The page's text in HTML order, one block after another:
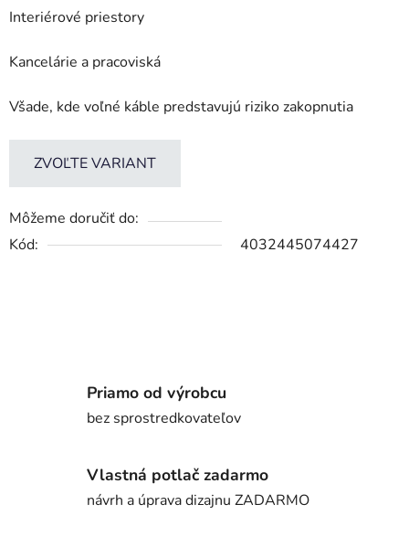
Interiérové priestory
Kancelárie a pracoviská
Všade, kde voľné káble predstavujú riziko zakopnutia
ZVOĽTE VARIANT
Môžeme doručiť do:
Kód:
4032445074427
Priamo od výrobcu
bez sprostredkovateľov
Vlastná potlač zadarmo
návrh a úprava dizajnu ZADARMO